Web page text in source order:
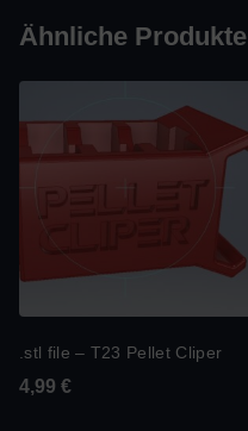
Ähnliche Produkte
.stl file – T23 Pellet Cliper
4,99 €